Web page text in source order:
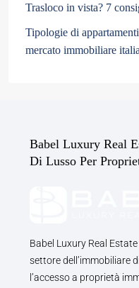
Trasloco in vista? 7
Tipologie di
mercato immobiliare
Babel Luxury Real
Di Lusso Per
Babel Luxury Real
settore dell’immobiliare
l’accesso a proprietà